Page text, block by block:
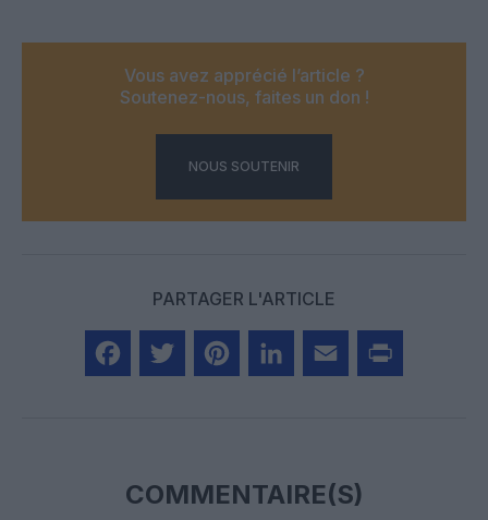
Vous avez apprécié l’article ?
Soutenez-nous, faites un don !
NOUS SOUTENIR
PARTAGER L'ARTICLE
COMMENTAIRE(S)